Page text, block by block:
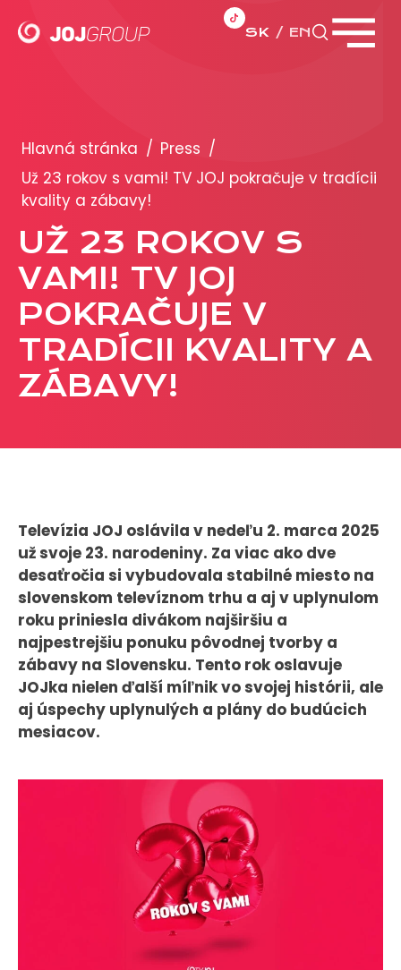
SK EN
Brandy
Produkty
PRODUKCIA
REKLAMA
Viac o reklamných formátoch
Obchodné podmienky
Prezentácia 2026
Kariéra
PRESS
Tlačové správy
B2B Rozhovory
VEREJNÉ VYSIELANIE MS 2026
KONTAKT
Hlavná stránka / Press /
Už 23 rokov s vami! TV JOJ pokračuje v tradícii
kvality a zábavy!
UŽ 23 ROKOV S
VAMI! TV JOJ
POKRAČUJE V
TRADÍCII KVALITY A
ZÁBAVY!
Televízia JOJ oslávila v nedeľu 2. marca 2025
už svoje 23. narodeniny. Za viac ako dve
desaťročia si vybudovala stabilné miesto na
slovenskom televíznom trhu a aj v uplynulom
roku priniesla divákom najširšiu a
najpestrejšiu ponuku pôvodnej tvorby a
zábavy na Slovensku. Tento rok oslavuje
JOJka nielen ďalší míľnik vo svojej histórii, ale
aj úspechy uplynulých a plány do budúcich
mesiacov.